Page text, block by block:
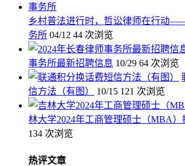
乡村普法进行时，哲讼律师在行动
务所 04/12 44 次浏览
事务所最新招聘信息 10/29 64 次浏览
信方法（有图）
10/15 121 次浏览
林大学2024年工商管理硕士（MBA）
134 次浏览
热评文章